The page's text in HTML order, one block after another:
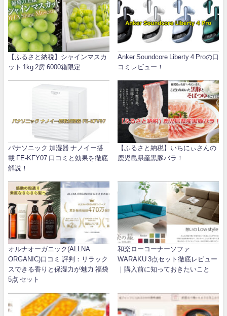
【ふるさと納税】シャインマスカ
ット 1kg 2房 6000箱限定
Anker Soundcore Liberty 4 Proの口
コミレビュー！
パナソニック 加湿器 ナノイー搭
載 FE-KFY07 口コミと効果を徹底
解説！
【ふるさと納税】いちにぃさんの
鹿児島県産黒豚バラ！
オルナオーガニック(ALLNA
ORGANIC)口コミ 評判：リラック
スできる香りと保湿力が魅力 福袋
5点 セット
和楽ローコーナーソファ
WARAKU 3点セット徹底レビュー
｜購入前に知っておきたいこと